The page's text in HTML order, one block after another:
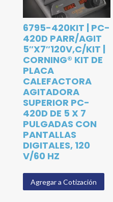
6795-420KIT | PC-
420D PARR/AGIT
5″X7″120V,C/KIT |
CORNING® KIT DE
PLACA
CALEFACTORA
AGITADORA
SUPERIOR PC-
420D DE 5 X 7
PULGADAS CON
PANTALLAS
DIGITALES, 120
V/60 HZ
Agregar a Cotización